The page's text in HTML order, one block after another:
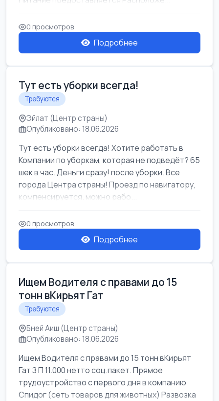
0 просмотров
Подробнее
Тут есть уборки всегда!
Требуются
Эйлат (Центр страны)
Опубликовано: 18.06.2026
Тут есть уборки всегда! Хотите работать в
Компании по уборкам, которая не подведёт? 65
шек в час. Деньги сразу! после уборки. Все
города Центра страны! Проезд по навигатору,
компенсируется. можно рабо...
0 просмотров
Подробнее
Ищем Водителя с правами до 15
тонн вКирьят Гат
Требуются
Бней Аиш (Центр страны)
Опубликовано: 18.06.2026
Ищем Водителя с правами до 15 тонн вКирьят
Гат З П 11.000 нетто соц.пакет. Прямое
трудоустройство с первого дня в компанию
Спидог (сеть товаров для животных) Развозка